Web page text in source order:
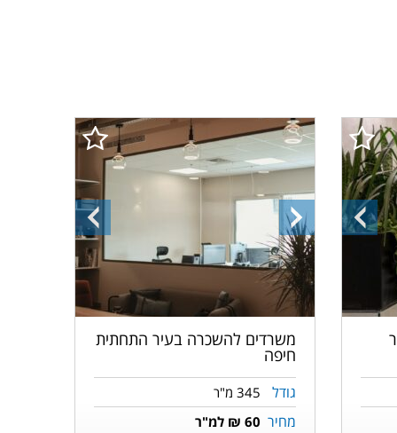
התמונה
הקודמת
התמונה
הקודמת
התמונה
הבאה
משרדים להשכרה בעיר התחתית
חיפה
גודל 345 מ"ר
מחיר 60 ₪ למ"ר